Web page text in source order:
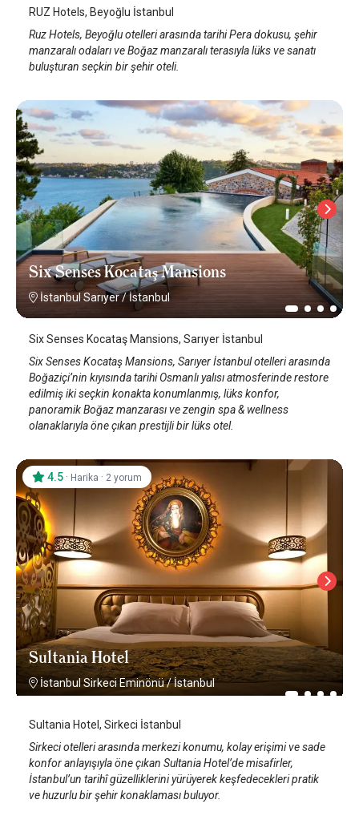
RUZ Hotels, Beyoğlu İstanbul
Ruz Hotels, Beyoğlu otelleri arasında tarihi Pera dokusu, şehir
manzaralı odaları ve Boğaz manzaralı terasıyla lüks ve sanatı
buluşturan seçkin bir şehir oteli.
Six Senses Kocataş Mansions
İstanbul Sarıyer/ İstanbul
Six Senses Kocataş Mansions, Sarıyer İstanbul
Six Senses Kocataş Mansions, Sarıyer İstanbul otelleri arasında
Boğaziçi’nin kıyısında tarihi Osmanlı yalısı atmosferinde restore
edilmiş iki seçkin konakta konumlanmış, lüks konfor,
panoramik Boğaz manzarası ve zengin spa & wellness
olanaklarıyla öne çıkan prestijli bir lüks otel.
Sultania Hotel
İstanbul Sirkeci Eminönü/İstanbul
4.5 · Harika · 2 yorum
Sultania Hotel, Sirkeci İstanbul
Sirkeci otelleri arasında merkezi konumu, kolay erişimi ve sade
konfor anlayışıyla öne çıkan Sultania Hotel’de misafirler,
İstanbul’un tarihî güzelliklerini yürüyerek keşfedecekleri pratik
ve huzurlu bir şehir konaklaması buluyor.